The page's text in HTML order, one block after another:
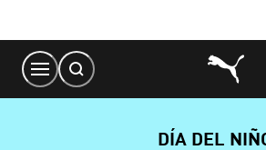
Content
DÍA DEL